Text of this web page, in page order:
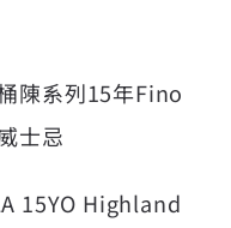
陳系列15年Fino
士忌
15YO Highland